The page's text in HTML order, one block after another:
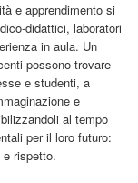
e apprendimento si
didattici, laboratori
in aula. Un
possono trovare
e studenti, a
e
al tempo
per il loro futuro:
rispetto.